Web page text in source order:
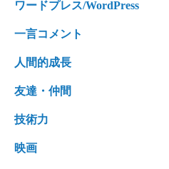
ワードプレス/WordPress
一言コメント
人間的成長
友達・仲間
技術力
映画